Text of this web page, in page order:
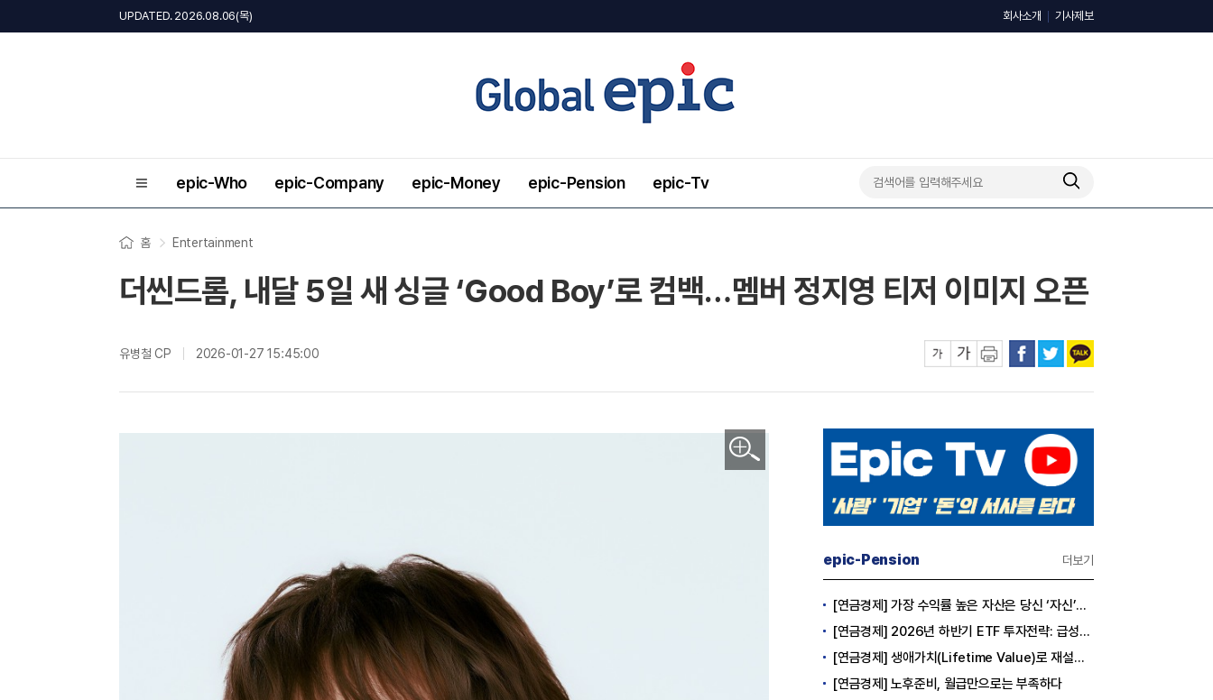
UPDATED. 2026.08.06(목) 회사소개 기사제보
epic-Who epic-Company epic-Money epic-Pension epic-Tv
홈 Entertainment
더씬드롬, 내달 5일 새 싱글 ‘Good Boy’로 컴백…멤버 정지영 티저 이미지 오픈
유병철 CP 2026-01-27 15:45:00
이미지 확대보기
epic-Pension 더보기
[연금경제] 가장 수익률 높은 자산은 당신 ‘자신’이다
[연금경제] 2026년 하반기 ETF 투자전략: 급성장의 상반기를 접고, 이제 '실적'이 가르는 하반기를 맞다
[연금경제] 생애가치(Lifetime Value)로 재설계하는 은퇴 후 안정적 생활보장과 평생소득 전략
[연금경제] 노후준비, 월급만으로는 부족하다